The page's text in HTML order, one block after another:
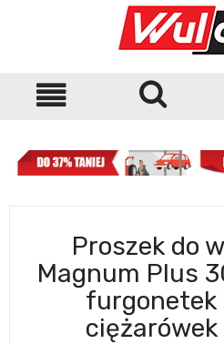
Proszek do
Magnum Plus
furgonetek
ciężarówek